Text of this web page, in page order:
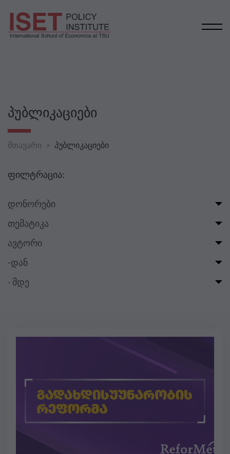
ᲞᲣᲑᲚᲘᲙᲐᲪᲘᲔᲑᲘ
მთავარი პუბლიკაციები
ფილტრაცია:
დონორები
თემატიკა
ავტორი
-დან
- მდე